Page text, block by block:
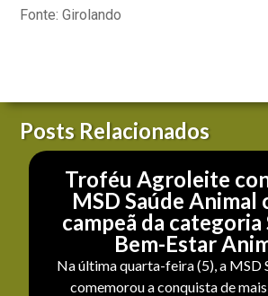
Fonte: Girolando
Posts Relacionados
Troféu Agroleite
MSD Saúde Animal
campeã da categoria
Bem-Estar
Na última quarta-feira (5), a MSD
comemorou a conquista de